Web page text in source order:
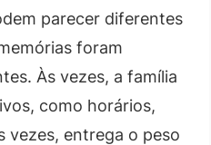
parecer diferentes
foram
Às vezes, a família
como horários,
vezes, entrega o peso